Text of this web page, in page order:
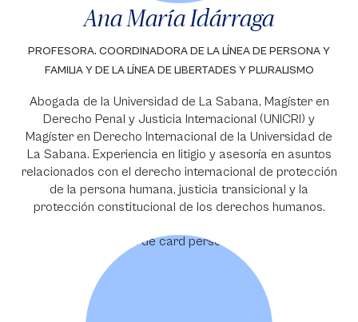
Ana María Idárraga
PROFESORA. COORDINADORA DE LA LÍNEA DE PERSONA Y
FAMILIA Y DE LA LÍNEA DE LIBERTADES Y PLURALISMO
Abogada de la Universidad de La Sabana, Magíster en
Derecho Penal y Justicia Internacional (UNICRI) y
Magíster en Derecho Internacional de la Universidad de
La Sabana. Experiencia en litigio y asesoría en asuntos
relacionados con el derecho internacional de protección
de la persona humana, justicia transicional y la
protección constitucional de los derechos humanos.